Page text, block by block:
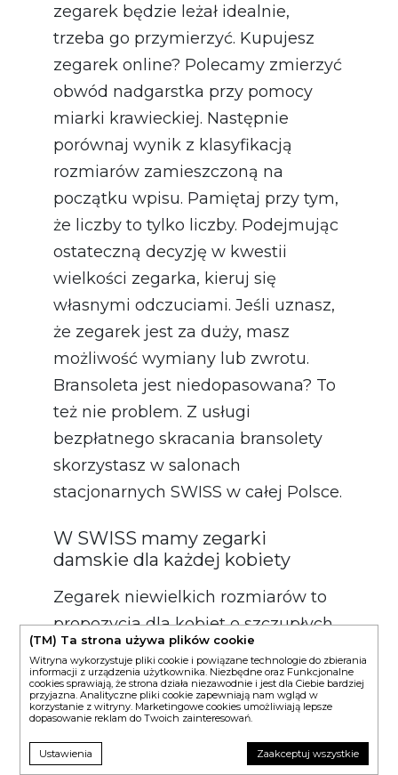
zegarek będzie leżał idealnie,
trzeba go przymierzyć. Kupujesz
zegarek online? Polecamy zmierzyć
obwód nadgarstka przy pomocy
miarki krawieckiej. Następnie
porównaj wynik z klasyfikacją
rozmiarów zamieszczoną na
początku wpisu. Pamiętaj przy tym,
że liczby to tylko liczby. Podejmując
ostateczną decyzję w kwestii
wielkości zegarka, kieruj się
własnymi odczuciami. Jeśli uznasz,
że zegarek jest za duży, masz
możliwość wymiany lub zwrotu.
Bransoleta jest niedopasowana? To
też nie problem. Z usługi
bezpłatnego skracania bransolety
skorzystasz w salonach
stacjonarnych SWISS w całej Polsce.
W SWISS mamy zegarki
damskie dla każdej kobiety
Zegarek niewielkich rozmiarów to
propozycja dla kobiet o szczupłych
nadgarstkach, jednak nie tylko dla
nich. To także doskonała opcja dla
każdej z Was, która od zegarka
wyróżniał, a jednocześnie wciąż
(TM) Ta strona używa plików cookie
Witryna wykorzystuje pliki cookie i powiązane technologie do zbierania
informacji z urządzenia użytkownika. Niezbędne oraz Funkcjonalne
cookies sprawiają, że strona działa niezawodnie i jest dla Ciebie bardziej
przyjazna. Analityczne pliki cookie zapewniają nam wgląd w
korzystanie z witryny. Marketingowe cookies umożliwiają lepsze
dopasowanie reklam do Twoich zainteresowań.
Ustawienia Zaakceptuj wszystkie